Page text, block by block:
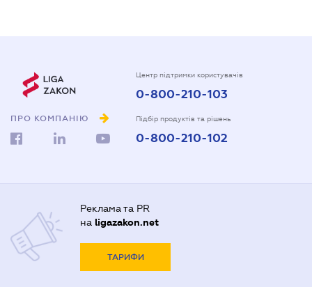
ПРО КОМПАНІЮ
Центр підтримки користувачів
0-800-210-103
Підбір продуктів та рішень
0-800-210-102
Реклама та PR
на ligazakon.net
ТАРИФИ